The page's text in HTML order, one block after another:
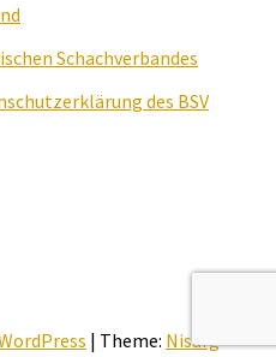
Schachverbandes
des BSV
| Theme: Nisarg